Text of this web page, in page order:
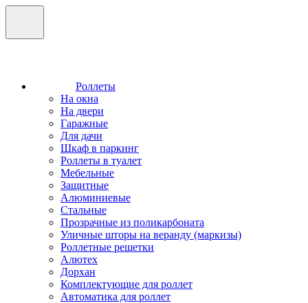
Роллеты
На окна
На двери
Гаражные
Для дачи
Шкаф в паркинг
Роллеты в туалет
Мебельные
Защитные
Алюминиевые
Стальные
Прозрачные из поликарбоната
Уличные шторы на веранду (маркизы)
Роллетные решетки
Алютех
Дорхан
Комплектующие для роллет
Автоматика для роллет